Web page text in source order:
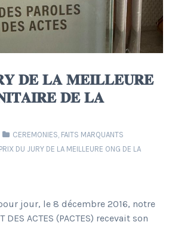
𝐃𝐄 𝐋𝐀 𝐌𝐄𝐈𝐋𝐋𝐄𝐔𝐑𝐄
𝐃𝐄 𝐋𝐀
CEREMONIES, FAITS MARQUANTS
PRIX DU JURY DE LA MEILLEURE ONG DE LA
jour, le 8 décembre 2016, notre
DES ACTES (PACTES) recevait son